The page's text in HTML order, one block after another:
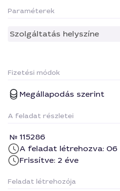
Paraméterek
Szolgáltatás helyszíne
Fizetési módok
Megállapodás szerint
A feladat részletei
115286
A feladat létrehozva: 06
Frissítve: 2 éve
Feladat létrehozója